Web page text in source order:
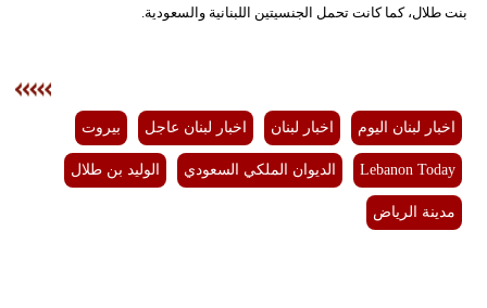
بنت طلال، كما كانت تحمل الجنسيتين اللبنانية والسعودية.
اخبار لبنان اليوم اخبار لبنان اخبار لبنان عاجل بيروت
Lebanon Today الديوان الملكي السعودي الوليد بن طلال
مدينة الرياض